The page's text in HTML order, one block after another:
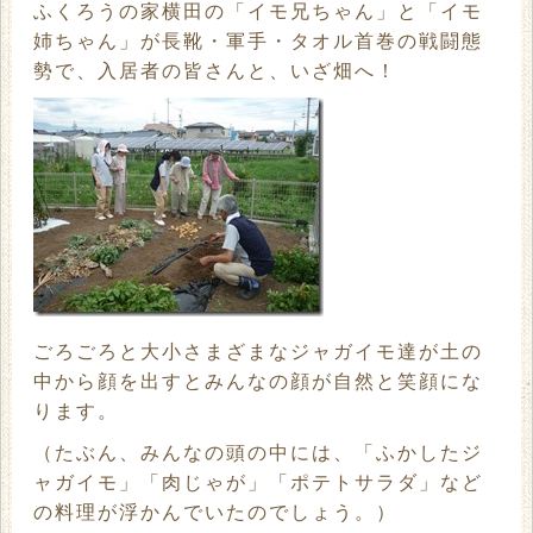
ふくろうの家横田の「イモ兄ちゃん」と「イモ
姉ちゃん」が長靴・軍手・タオル首巻の戦闘態
勢で、入居者の皆さんと、いざ畑へ！
ごろごろと大小さまざまなジャガイモ達が土の
中から顔を出すとみんなの顔が自然と笑顔にな
ります。
（たぶん、みんなの頭の中には、「ふかしたジ
ャガイモ」「肉じゃが」「ポテトサラダ」など
の料理が浮かんでいたのでしょう。）